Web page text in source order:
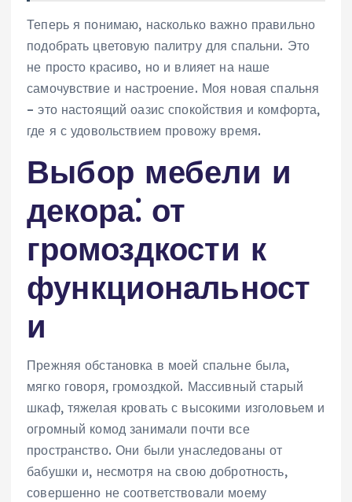
Теперь я понимаю, насколько важно правильно
подобрать цветовую палитру для спальни. Это
не просто красиво, но и влияет на наше
самочувствие и настроение. Моя новая спальня
– это настоящий оазис спокойствия и комфорта,
где я с удовольствием провожу время.
Выбор мебели и
декора⁚ от
громоздкости к
функциональност
и
Прежняя обстановка в моей спальне была,
мягко говоря, громоздкой. Массивный старый
шкаф, тяжелая кровать с высокими изголовьем и
огромный комод занимали почти все
пространство. Они были унаследованы от
бабушки и, несмотря на свою добротность,
совершенно не соответствовали моему